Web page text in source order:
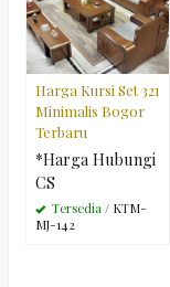
Harga Kursi Set 321
Minimalis Bogor
Terbaru
*Harga Hubungi
CS
Tersedia / KTM-
MJ-142